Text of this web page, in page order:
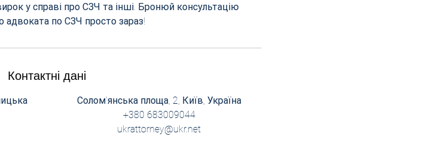
у справі про СЗЧ та інші. Бронюй консультацію
адвоката по СЗЧ просто зараз!
Контактні дані
Солом'янська площа, 2, Київ, Україна
+380 683009044
ukrattorney@ukr.net